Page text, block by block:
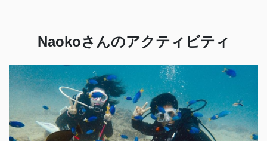
Naokoさんのアクティビティ